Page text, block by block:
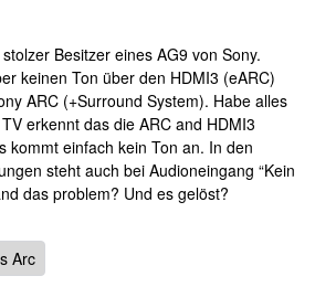
Besitzer eines AG9 von Sony.
keinen Ton über den HDMI3 (eARC)
ARC (+Surround System). Habe alles
erkennt das die ARC and HDMI3
kommt einfach kein Ton an. In den
steht auch bei Audioneingang “Kein
das problem? Und es gelöst?
Arc